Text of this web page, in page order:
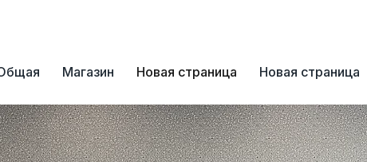
Магазин Новая страница Новая страница